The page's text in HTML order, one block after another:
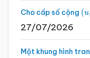
Cho cấp số cộng (u
27/07/2026
Một khung hình